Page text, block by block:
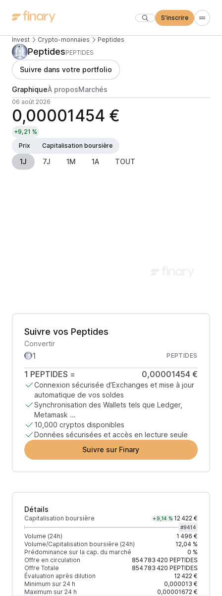
S'inscrire
Invest Crypto-monnaies Peptides
PeptidesPEPTIDES
Suivre dans votre portfolio
GraphiqueÀ proposMarchés
06 août 2026
0,00001454 €
+9,21 %
Prix
Capitalisation boursière
1J 7J 1M 1A TOUT
Suivre vos Peptides
Convertir
PEPTIDES
1 PEPTIDES = 0,00001454 €
Connexion sécurisée d’Exchanges et mise à jour
automatique de vos soldes
Synchronisation des Wallets tels que Ledger,
Metamask ...
10,000 cryptos disponibles
Données sécurisées et accès en lecture seule
Suivre sur Finary
Détails
Capitalisation boursière +9,14 % 12 422 €
#9414
Volume (24h)
1 496 €
Volume/Capitalisation boursière (24h)
12,04 %
Prédominance sur la cap. du marché
0 %
Offre en circulation
854 783 420 PEPTIDES
Offre Totale
854 783 420 PEPTIDES
Évaluation après dilution
12 422 €
Minimum sur 24 h
0,000013 €
Maximum sur 24 h
0,00001672 €